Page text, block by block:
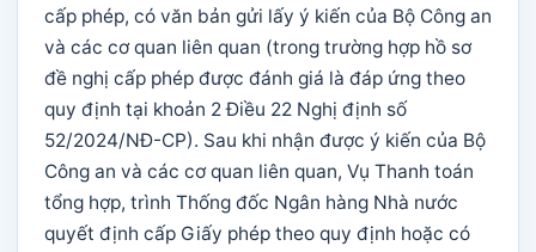
cấp phép, có văn bản gửi lấy ý kiến của Bộ Công an
và các cơ quan liên quan (trong trường hợp hồ sơ
đề nghị cấp phép được đánh giá là đáp ứng theo
quy định tại khoản 2 Điều 22 Nghị định số
52/2024/NĐ-CP). Sau khi nhận được ý kiến của Bộ
Công an và các cơ quan liên quan, Vụ Thanh toán
tổng hợp, trình Thống đốc Ngân hàng Nhà nước
quyết định cấp Giấy phép theo quy định hoặc có